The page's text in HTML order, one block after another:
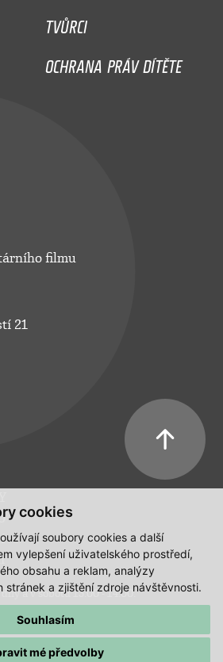
cookies
soubory cookies a další
vylepšení uživatelského prostředí,
obsahu a reklam, analýzy
stránek a zjištění zdroje návštěvnosti.
Souhlasím
mé předvolby
TVŮRCI
OCHRANA PRÁV DÍTĚTE
filmu
21
a v sobotu 13:00 - 14:00.